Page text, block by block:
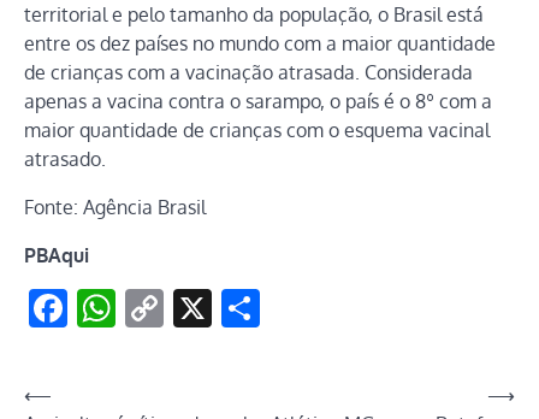
territorial e pelo tamanho da população, o Brasil está
entre os dez países no mundo com a maior quantidade
de crianças com a vacinação atrasada. Considerada
apenas a vacina contra o sarampo, o país é o 8º com a
maior quantidade de crianças com o esquema vacinal
atrasado.
Fonte: Agência Brasil
PBAqui
Facebook
WhatsApp
Copy
X
Navegação
⟵
⟶